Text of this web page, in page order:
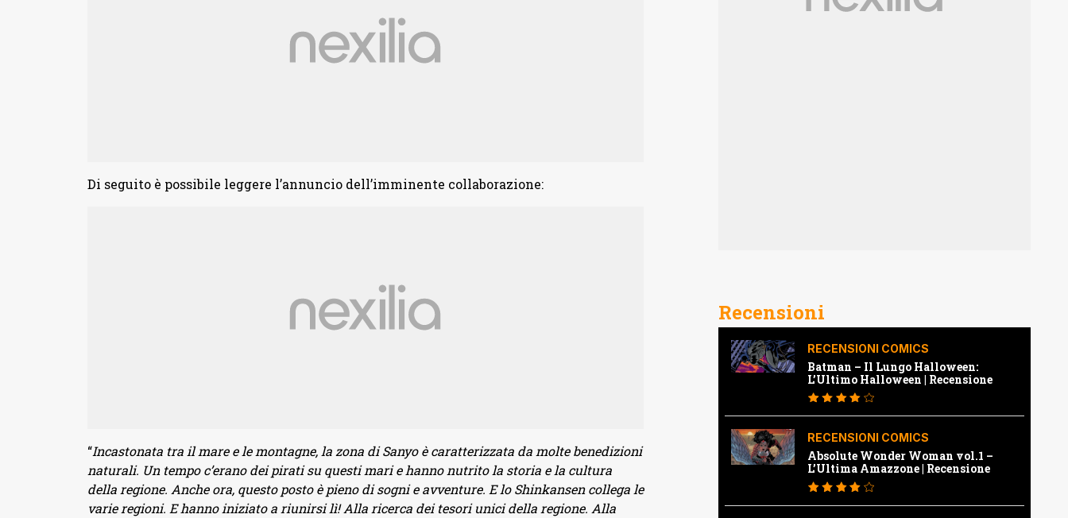
Di seguito è possibile leggere l’annuncio dell’imminente collaborazione:
“Incastonata tra il mare e le montagne, la zona di Sanyo è caratterizzata da molte benedizioni
naturali. Un tempo c’erano dei pirati su questi mari e hanno nutrito la storia e la cultura
della regione. Anche ora, questo posto è pieno di sogni e avventure. E lo Shinkansen collega le
varie regioni. E hanno iniziato a riunirsi lì! Alla ricerca dei tesori unici della regione. Alla
Recensioni
RECENSIONI COMICS
Batman – Il Lungo Halloween:
L’Ultimo Halloween | Recensione
RECENSIONI COMICS
Absolute Wonder Woman vol.1 –
L’Ultima Amazzone | Recensione